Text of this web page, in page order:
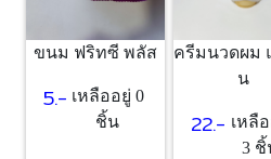
ขนม ฟริทซี พลัส
5.- เหลืออยู่ 0
ชิ้น
ครีมนวดผม
น
22.- เหลื
3 ชิ้